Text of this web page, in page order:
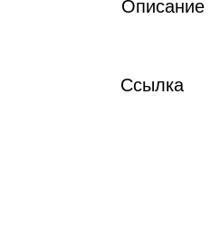
Описание
Ссылка